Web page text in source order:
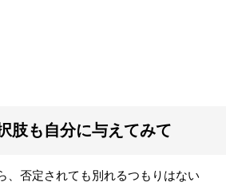
肢も自分に与えてみて
、否定されても別れるつもりはない